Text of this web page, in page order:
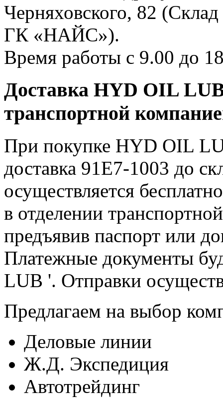
Черняховского, 82
ГК «НАЙС»).
Время работы с 9.00 до
Доставка HYD OIL
транспортной
При покупке HYD OIL
доставка 91E7-1003 до
осуществляется
в отделении
предъявив паспорт или
Платежные документы
LUB '. Отправки
Предлагаем на выбор
Деловые линии
Ж.Д. Экспедиция
Автотрейдинг